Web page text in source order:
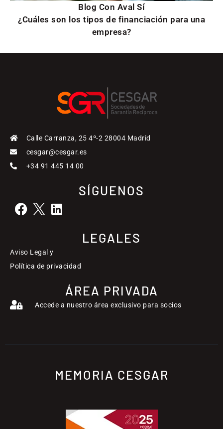
Blog Con Aval Sí
¿Cuáles son los tipos de financiación para una
empresa?
Calle Carranza, 25 4º-2 28004 Madrid
cesgar@cesgar.es
+34 91 445 14 00
SÍGUENOS
LEGALES
Aviso Legal y
Política de privacidad
ÁREA PRIVADA
Accede a nuestro área exclusivo para socios
MEMORIA CESGAR